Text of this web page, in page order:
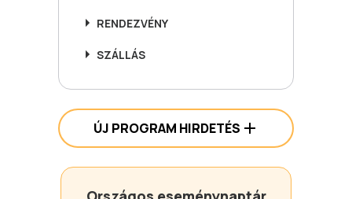
RENDEZVÉNY
SZÁLLÁS
ÚJ PROGRAM HIRDETÉS